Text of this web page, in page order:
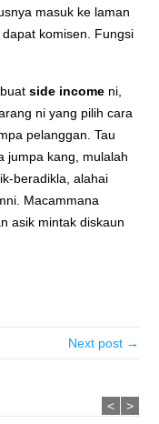
masuk ke laman
komisen. Fungsi
buatside income ni,
ni yang pilih cara
pelanggan. Tau
jumpa kang, mulalah
beradikla, alahai
Macammana
asik mintak diskaun
Next post →
< >